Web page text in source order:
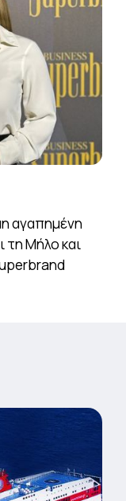
αγαπημένη
τη Μήλο και